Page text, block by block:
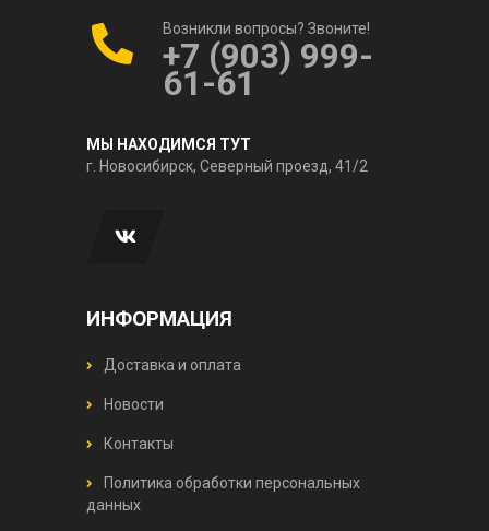
Возникли вопросы? Звоните!
+7 (903) 999-
61-61
МЫ НАХОДИМСЯ ТУТ
г. Новосибирск, Северный проезд, 41/2
ИНФОРМАЦИЯ
Доставка и оплата
Новости
Контакты
Политика обработки персональных
данных